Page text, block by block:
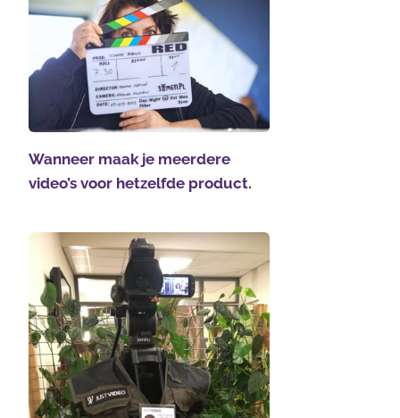
Wanneer maak je meerdere
video’s voor hetzelfde product.